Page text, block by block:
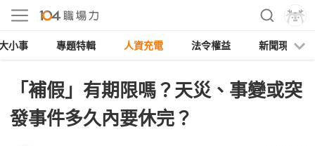
小事 專題特輯 人資充電 法令權益 新聞現場
「補假」有期限嗎？天災、事變或突
發事件多久內要休完？